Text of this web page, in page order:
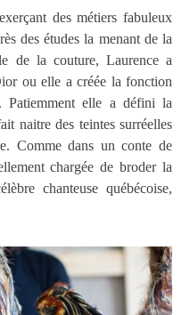
des métiers fabuleux
des études la menant de la
de la couture, Laurence a
ou elle a créée la fonction
Patiemment elle a défini la
naitre des teintes surréelles
Comme dans un conte de
chargée de broder la
chanteuse québécoise,